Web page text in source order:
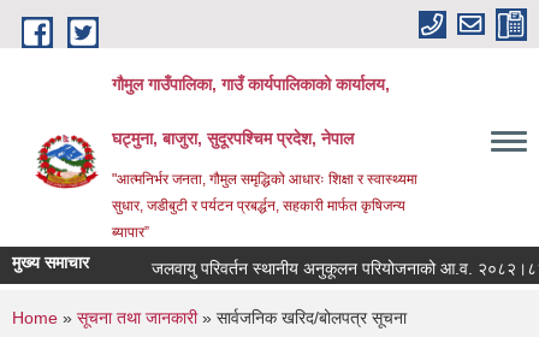
Skip to main content
गौमुल गाउँपालिका, गाउँ कार्यपालिकाको कार्यालय,
घट्मुना, बाजुरा, सुदूरपश्चिम प्रदेश, नेपाल
"आत्मनिर्भर जनता, गौमुल समृद्धिको आधारः शिक्षा र स्वास्थ्यमा
सुधार, जडीबुटी र पर्यटन प्रबर्द्धन, सहकारी मार्फत कृषिजन्य
ब्यापार”
मुख्य समाचार जलवायु परिवर्तन स्थानीय अनुकूलन परियोजनाको आ.व.
You are here
Home » सूचना तथा जानकारी» सार्वजनिक खरिद/बोलपत्र सूचना